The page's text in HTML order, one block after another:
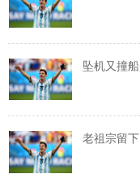
坠机又撞
老祖宗留